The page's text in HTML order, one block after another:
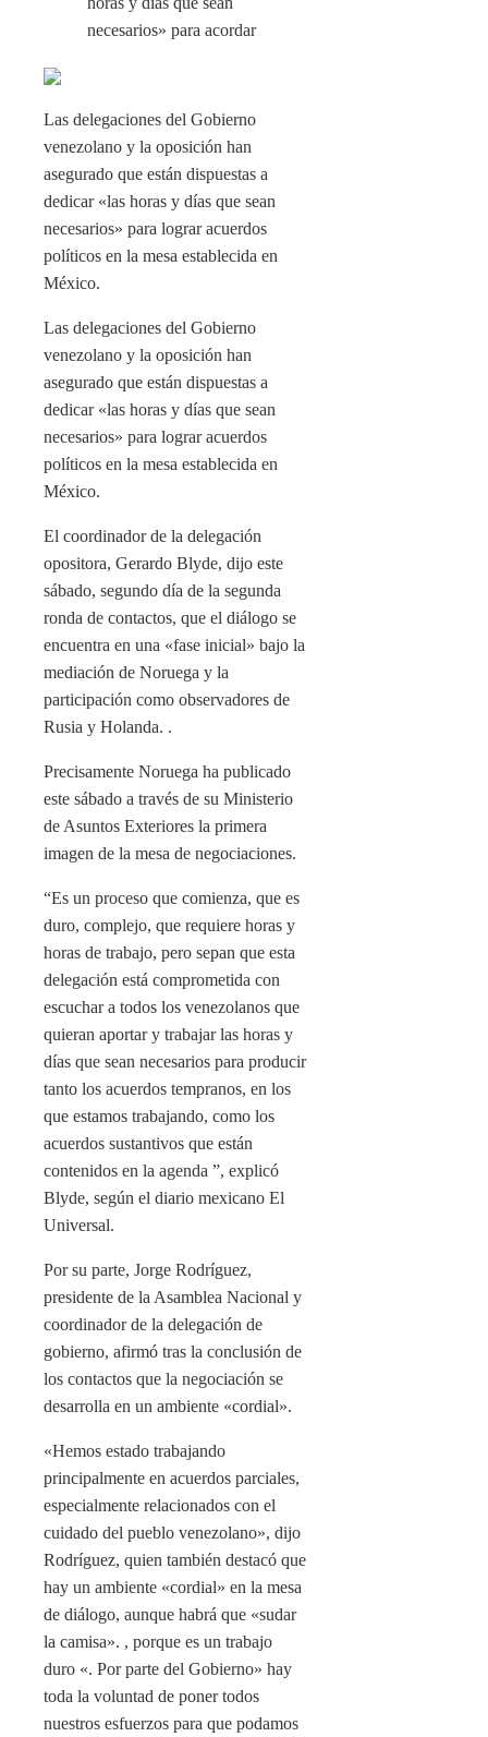
Las delegaciones del Gobierno
venezolano y la oposición han
asegurado que están dispuestas a
dedicar «las horas y días que sean
necesarios» para lograr acuerdos
políticos en la mesa establecida en
México.
Las delegaciones del Gobierno
venezolano y la oposición han
asegurado que están dispuestas a
dedicar «las horas y días que sean
necesarios» para lograr acuerdos
políticos en la mesa establecida en
México.
El coordinador de la delegación
opositora, Gerardo Blyde, dijo este
sábado, segundo día de la segunda
ronda de contactos, que el diálogo se
encuentra en una «fase inicial» bajo la
mediación de Noruega y la
participación como observadores de
Rusia y Holanda. .
Precisamente Noruega ha publicado
este sábado a través de su Ministerio
de Asuntos Exteriores la primera
imagen de la mesa de negociaciones.
“Es un proceso que comienza, que es
duro, complejo, que requiere horas y
horas de trabajo, pero sepan que esta
delegación está comprometida con
escuchar a todos los venezolanos que
quieran aportar y trabajar las horas y
días que sean necesarios para producir
tanto los acuerdos tempranos, en los
que estamos trabajando, como los
acuerdos sustantivos que están
contenidos en la agenda ”, explicó
Blyde, según el diario mexicano El
Universal.
Por su parte, Jorge Rodríguez,
presidente de la Asamblea Nacional y
coordinador de la delegación de
gobierno, afirmó tras la conclusión de
los contactos que la negociación se
desarrolla en un ambiente «cordial».
«Hemos estado trabajando
principalmente en acuerdos parciales,
especialmente relacionados con el
cuidado del pueblo venezolano», dijo
Rodríguez, quien también destacó que
hay un ambiente «cordial» en la mesa
de diálogo, aunque habrá que «sudar
la camisa». , porque es un trabajo
duro «. Por parte del Gobierno» hay
toda la voluntad de poner todos
nuestros esfuerzos para que podamos